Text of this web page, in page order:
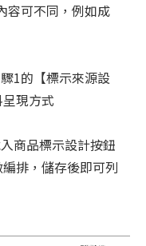
容可不同，例如成
1的【標示來源設
現方式
商品標示設計按鈕
排，儲存後即可列